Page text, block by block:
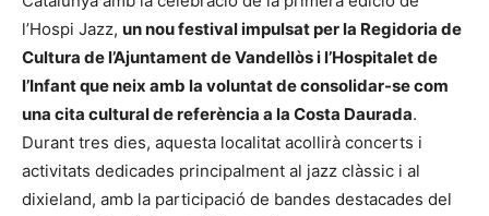
l’Hospi Jazz, un nou festival impulsat per la Regidoria de
Cultura de l’Ajuntament de Vandellòs i l’Hospitalet de
l’Infant que neix amb la voluntat de consolidar-se com
una cita cultural de referència a la Costa Daurada.
Durant tres dies, aquesta localitat acollirà concerts i
activitats dedicades principalment al jazz clàssic i al
dixieland, amb la participació de bandes destacades del